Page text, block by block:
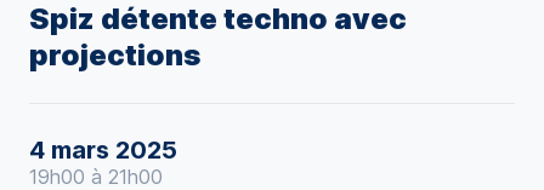
Spiz détente techno avec
projections
4 mars 2025
19h00 à 21h00